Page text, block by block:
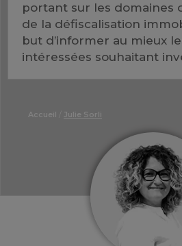
portant sur les domaines
de la défiscalisation
but d’informer au mieux
intéressées souhaitant
Accueil Julie Sorli